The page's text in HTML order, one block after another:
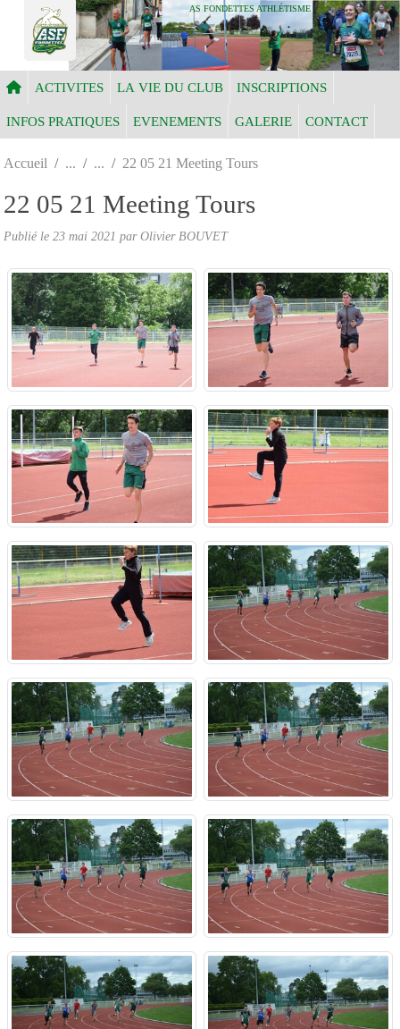
AS FONDETTES ATHLÉTISME
ACTIVITES LA VIE DU CLUB INSCRIPTIONS
INFOS PRATIQUES EVENEMENTS GALERIE CONTACT
Accueil 22 05 21 Meeting Tours
22 05 21 Meeting Tours
Publié le 23 mai 2021 par Olivier BOUVET
Panneau de gestion des cookies